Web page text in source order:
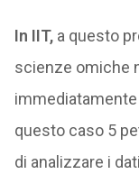
In IIT,a questo
scienze omiche
questo caso 5
di analizzare i